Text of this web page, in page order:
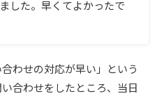
した。早くてよかったで
わせの対応が早い」という
合わせをしたところ、当日